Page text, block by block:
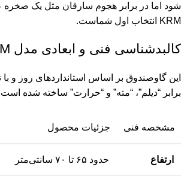
KRM انتخاب اول شماست.
کالبدشناسی فنی و ابعادی مدل 350RS-KRM
این گاوصندوق بر اساس استانداردهای روز و
برابر “دیلم”، “مته” و “حرارت” ساخته شده
مشخصه فنی جزئیات محصول
ارتفاع حدود ۶۵ تا ۷۰ سانتی‌متر